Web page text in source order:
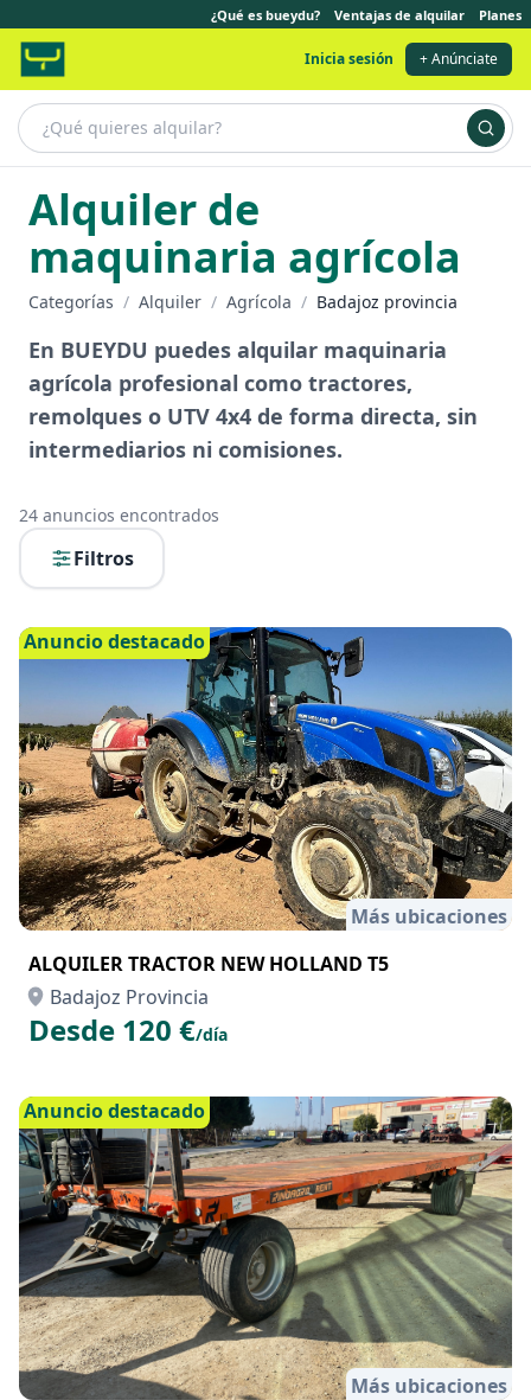
¿Qué es bueydu? Ventajas de alquilar Planes
Inicia sesión + Anúnciate
Alquiler de
maquinaria agrícola
Categorías / Alquiler / Agrícola / Badajoz provincia
En BUEYDU puedes alquilar maquinaria
agrícola profesional como tractores,
remolques o UTV 4x4 de forma directa, sin
intermediarios ni comisiones.
24 anuncios encontrados
Filtros
Anuncio destacado
Más ubicaciones
ALQUILER TRACTOR NEW HOLLAND T5
Badajoz Provincia
Desde 120 €/día
Anuncio destacado
Más ubicaciones